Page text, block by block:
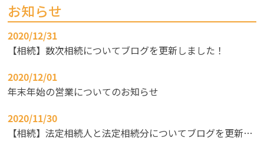
遺言書作成
コラム
事務所概要・初めての方へ
お知らせ
2020/12/31
【相続】数次相続についてブログを更新しました！
2020/12/01
年末年始の営業についてのお知らせ
2020/11/30
【相続】法定相続人と法定相続分についてブログを更新しました！